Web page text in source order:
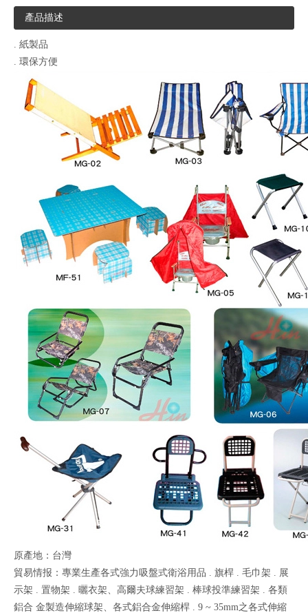
產品描述
. 紙製品
. 環保方便
原產地：台灣
貿易情报：專業生產各式強力吸盤式衛浴用品 . 旗桿 . 毛巾架 . 展
示架 . 置物架 . 曬衣架、高爾夫球練習架 . 棒球投準練習架 . 各類
鋁合 金製造伸縮球架、各式鋁合金伸縮桿 . 9 ~ 35mm之各式伸縮